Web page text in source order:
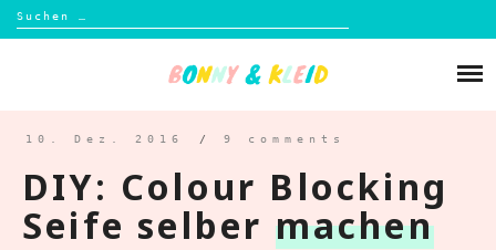
Suchen
nach:
Shop
10. Dez. 2016 / 9 comments
DIY: Colour Blocking
Seife selber machen